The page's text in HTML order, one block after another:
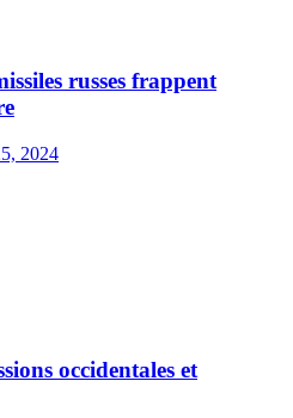
russes frappent
2024
occidentales et